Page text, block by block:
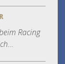
Racing